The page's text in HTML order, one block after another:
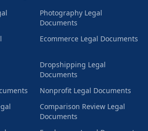
Photography Legal
Documents
Ecommerce Legal Documents
Dropshipping Legal
Documents
Nonprofit Legal Documents
Comparison Review Legal
Documents